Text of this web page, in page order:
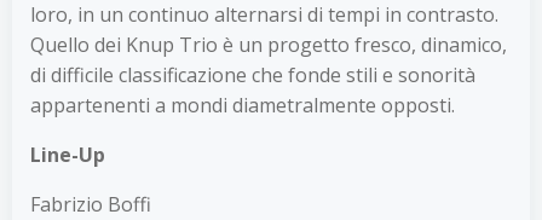
loro, in un continuo alternarsi di tempi in contrasto.
Quello dei Knup Trio è un progetto fresco, dinamico,
di difficile classificazione che fonde stili e sonorità
appartenenti a mondi diametralmente opposti.
Line-Up
Fabrizio Boffi